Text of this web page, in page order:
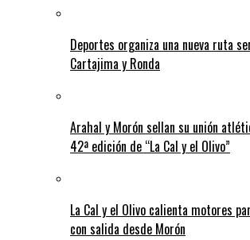
Deportes organiza una nueva ruta
Cartajima y Ronda
Arahal y Morón sellan su unión
42ª edición de “La Cal y el Olivo”
La Cal y el Olivo calienta motores
con salida desde Morón